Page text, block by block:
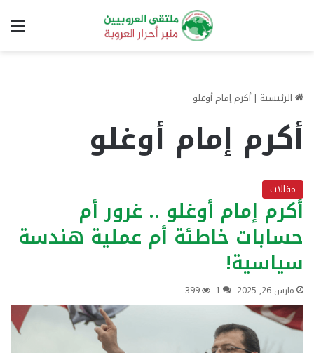
الرئيسية | أكرم إمام أوغلو
أكرم إمام أوغلو
مقالات
أكرم إمام أوغلو .. غرور أم
حسابات خاطئة أم عملية هندسة
سياسية!
مارس 26, 2025 1
399